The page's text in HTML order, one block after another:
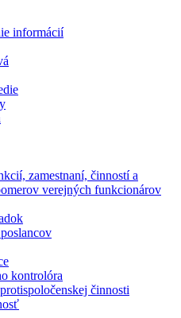
informácií
zamestnaní, činností a
verejných funkcionárov
kontrolóra
činnosti